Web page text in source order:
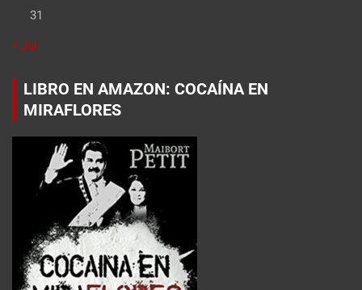
31
« Jul
LIBRO EN AMAZON: COCAÍNA EN
MIRAFLORES